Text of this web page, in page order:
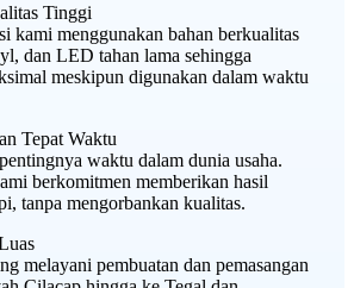
Tinggi
kami menggunakan bahan berkualitas
dan LED tahan lama sehingga
meskipun digunakan dalam waktu
Tepat Waktu
waktu dalam dunia usaha.
berkomitmen memberikan hasil
tanpa mengorbankan kualitas.
melayani pembuatan dan pemasangan